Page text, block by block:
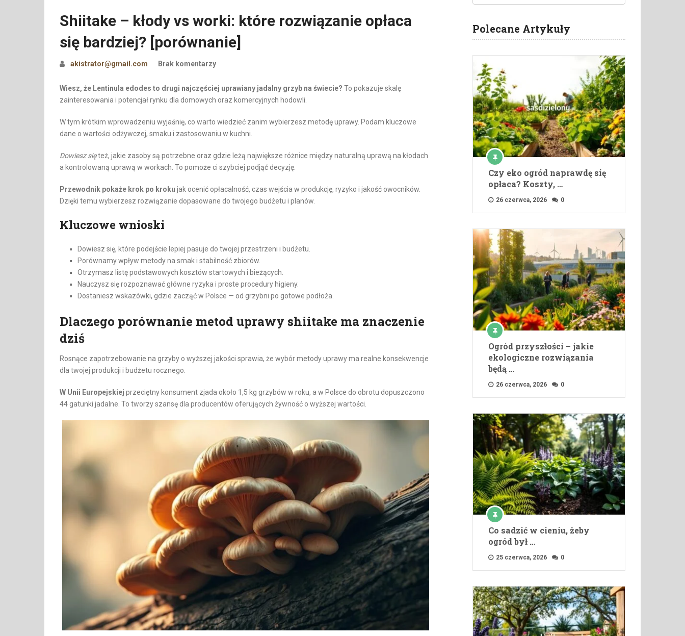
Shiitake – kłody vs worki: które rozwiązanie opłaca
się bardziej? [porównanie]
akistrator@gmail.com Brak komentarzy
Wiesz, że Lentinula edodes to drugi najczęściej uprawiany jadalny grzyb na świecie? To pokazuje skalę
zainteresowania i potencjał rynku dla domowych oraz komercyjnych hodowli.
W tym krótkim wprowadzeniu wyjaśnię, co warto wiedzieć zanim wybierzesz metodę uprawy. Podam kluczowe
dane o wartości odżywczej, smaku i zastosowaniu w kuchni.
Dowiesz sięteż, jakie zasoby są potrzebne oraz gdzie leżą największe różnice między naturalną uprawą na kłodach
a kontrolowaną uprawą w workach. To pomoże ci szybciej podjąć decyzję.
Przewodnik pokaże krok po kroku jak ocenić opłacalność, czas wejścia w produkcję, ryzyko i jakość owocników.
Dzięki temu wybierzesz rozwiązanie dopasowane do twojego budżetu i planów.
Kluczowe wnioski
Dowiesz się, które podejście lepiej pasuje do twojej przestrzeni i budżetu.
Porównamy wpływ metody na smak i stabilność zbiorów.
Otrzymasz listę podstawowych kosztów startowych i bieżących.
Nauczysz się rozpoznawać główne ryzyka i proste procedury higieny.
Dostaniesz wskazówki, gdzie zacząć w Polsce — od grzybni po gotowe podłoża.
Dlaczego porównanie metod uprawy shiitake ma znaczenie
dziś
Rosnące zapotrzebowanie na grzyby o wyższej jakości sprawia, że wybór metody uprawy ma realne konsekwencje
dla twojej produkcji i budżetu rocznego.
W Unii Europejskiej przeciętny konsument zjada około 1,5 kg grzybów w roku, a w Polsce do obrotu dopuszczono
44 gatunki jadalne. To tworzy szansę dla producentów oferujących żywność o wyższej wartości.
Polecane Artykuły
Czy eko ogród naprawdę się
opłaca? Koszty, …
26 czerwca, 2026 0
Ogród przyszłości – jakie
ekologiczne rozwiązania
będą …
26 czerwca, 2026 0
Co sadzić w cieniu, żeby
ogród był …
25 czerwca, 2026 0